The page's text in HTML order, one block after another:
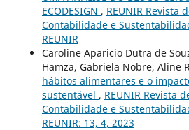
ECODESIGN , REUNIR Revista
Contabilidade e
REUNIR
Caroline Aparicio Dutra de
Hamza, Gabriela Nobre, Aline
hábitos alimentares e o
sustentável , REUNIR Revista
Contabilidade e
REUNIR: 13, 4, 2023